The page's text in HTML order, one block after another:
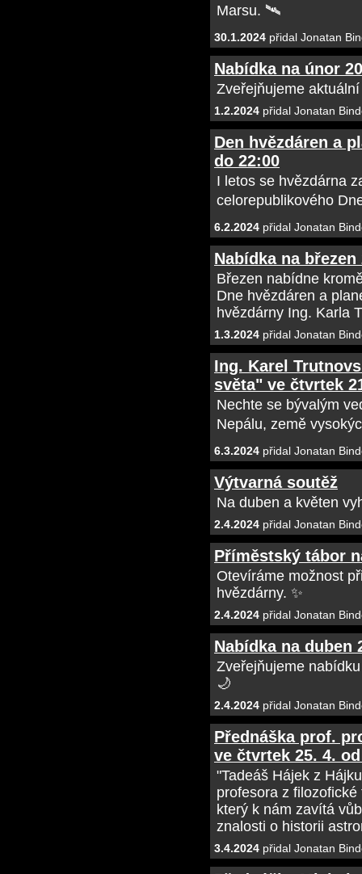
Marsu. 🛰
30.1.2024 přidal Jonatan
Nabídka na únor
Zveřejňujeme
1.2.2024 přidal Jonatan
Den hvězdáren a
do 22:00
I letos se hvězdárna
celorepublikového
6.2.2024 přidal Jonatan
Nabídka na březen
Březen nabídne
Dne hvězdáren a
hvězdárny Ing. Karla
1.3.2024 přidal Jonatan
Ing. Karel
světa" ve čtvrtek
Nechte se bývalým
Nepálu, země
6.3.2024 přidal Jonatan
Výtvarná soutěž
Na duben a květen
2.4.2024 přidal Jonatan
Příměstský tábor
Otevíráme možnost
hvězdárny. ✨
2.4.2024 přidal Jonatan
Nabídka na duben
Zveřejňujeme
🌙
2.4.2024 přidal Jonatan
Přednáška prof.
ve čtvrtek 25. 4.
"Tadeáš Hájek z
profesora z
který k nám zavítá
znalosti o historii
3.4.2024 přidal Jonatan